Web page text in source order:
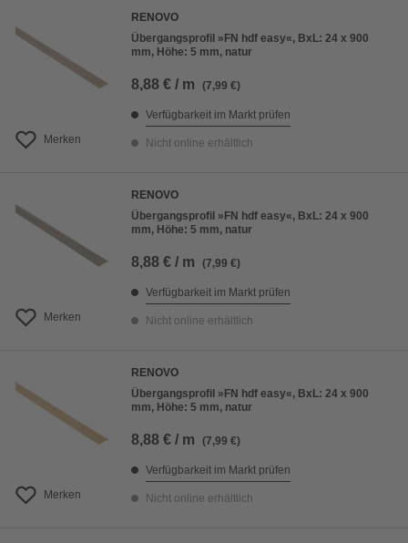
Merken
RENOVO
Übergangsprofil »FN hdf easy«, BxL: 24 x 900
mm, Höhe: 5 mm, natur
8,88 € / m (7,99 €)
Verfügbarkeit im Markt prüfen
Nicht online erhältlich
Merken
RENOVO
Übergangsprofil »FN hdf easy«, BxL: 24 x 900
mm, Höhe: 5 mm, natur
8,88 € / m (7,99 €)
Verfügbarkeit im Markt prüfen
Nicht online erhältlich
Merken
RENOVO
Übergangsprofil »FN hdf easy«, BxL: 24 x 900
mm, Höhe: 5 mm, natur
8,88 € / m (7,99 €)
Verfügbarkeit im Markt prüfen
Nicht online erhältlich